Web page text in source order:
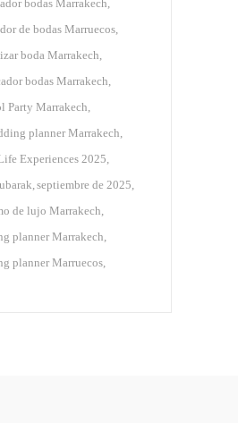
bodas Marrakech
de bodas Marruecos
boda Marrakech
bodas Marrakech
Party Marrakech
planner Marrakech
Experiences 2025
septiembre de 2025
de lujo Marrakech
planner Marrakech
planner Marruecos